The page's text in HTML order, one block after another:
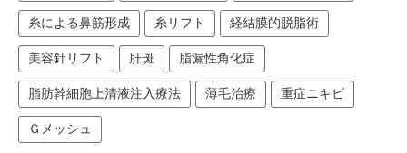
糸による鼻筋形成 糸リフト 経結膜的脱脂術
美容針リフト 肝斑 脂漏性角化症
脂肪幹細胞上清液注入療法 薄毛治療 重症ニキビ
Ｇメッシュ